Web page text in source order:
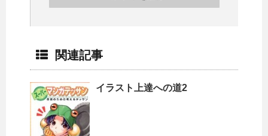
関連記事
イラスト上達への道2